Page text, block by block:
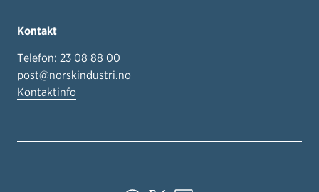
Kontakt
Telefon: 23 08 88 00
post@norskindustri.no
Kontaktinfo